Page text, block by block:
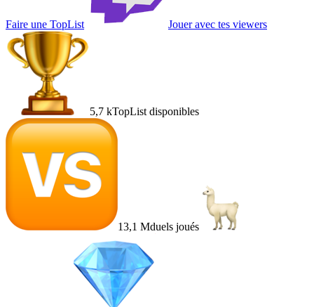
Faire une TopList Jouer avec tes viewers
5,7 kTopList disponibles
13,1 Mduels joués